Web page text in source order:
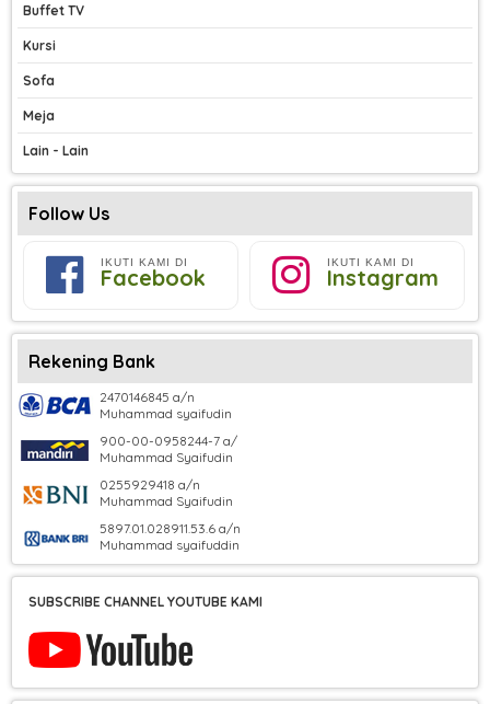
Buffet TV
Kursi
Sofa
Meja
Lain - Lain
Follow Us
IKUTI KAMI DI
Facebook
IKUTI KAMI DI
Instagram
Rekening Bank
2470146845 a/n
Muhammad syaifudin
900-00-0958244-7 a/
Muhammad Syaifudin
0255929418 a/n
Muhammad Syaifudin
5897.01.028911.53.6 a/n
Muhammad syaifuddin
SUBSCRIBE CHANNEL YOUTUBE KAMI